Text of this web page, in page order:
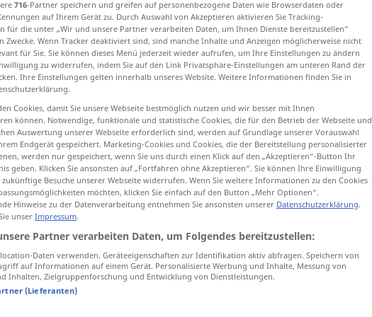
Zwangsarbeitnicht freiwillige
Abschaffungder Zwangsarbeit
Zwangsarbeit Gefangenenarbeit:
716-Partner speichern und greifen auf personenbezogene Daten wie Browserdaten oder
auf Ihrem Gerät zu. Durch Auswahl von Akzeptieren aktivieren Sie Tracking-
für die unter „Wir und unsere Partner verarbeiten Daten, um Ihnen Dienste bereitzustellen“
Zwecke. Wenn Tracker deaktiviert sind, sind manche Inhalte und Anzeigen möglicherweise nicht
für Sie. Sie können dieses Menü jederzeit wieder aufrufen, um Ihre Einstellungen zu ändern
zu widerrufen, indem Sie auf den Link Privatsphäre-Einstellungen am unteren Rand der
Ihre Einstellungen gelten innerhalb unseres Website. Weitere Informationen finden Sie in
Cookies, damit Sie unsere Webseite bestmöglich nutzen und wir besser mit Ihnen
können. Notwendige, funktionale und statistische Cookies, die für den Betrieb der Webseite und
Auswertung unserer Webseite erforderlich sind, werden auf Grundlage unserer Vorauswahl
Endgerät gespeichert. Marketing-Cookies und Cookies, die der Bereitstellung personalisierter
werden nur gespeichert, wenn Sie uns durch einen Klick auf den „Akzeptieren“-Button Ihr
geben. Klicken Sie ansonsten auf „Fortfahren ohne Akzeptieren“. Sie können Ihre Einwilligung
Besuche unserer Webseite widerrufen. Wenn Sie weitere Informationen zu den Cookies
möchten, klicken Sie einfach auf den Button „Mehr Optionen“.
Hinweise zu der Datenverarbeitung entnehmen Sie ansonsten unserer Datenschutzerklärung.
unser Impressum.
Partner verarbeiten Daten, um Folgendes bereitzustellen:
Daten verwenden. Geräteeigenschaften zur Identifikation aktiv abfragen. Speichern von
auf Informationen auf einem Gerät. Personalisierte Werbung und Inhalte, Messung von
Inhalten, Zielgruppenforschung und Entwicklung von Dienstleistungen.
(Lieferanten)